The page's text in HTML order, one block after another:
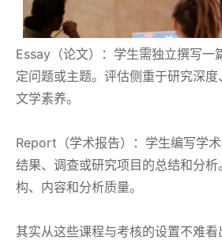
Essay（论文）：学生需独立撰写一
定问题或主题。评估侧重于研究深
文学素养。
Report（学术报告）：学生编写学
结果、调查或研究项目的总结和分
构、内容和分析质量。
其实从这些课程与考核的设置不难